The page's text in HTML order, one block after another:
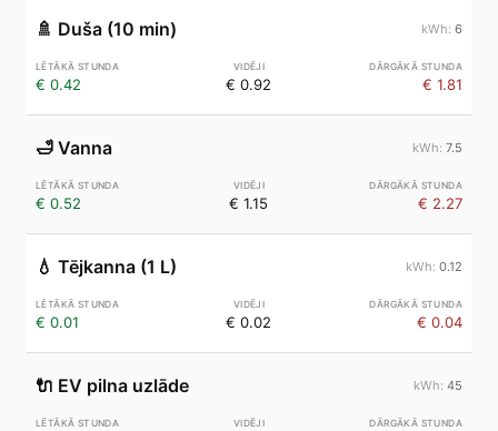
🚿 Duša (10 min) 6
€ 0.42 € 0.92 € 1.81
🛁 Vanna 7.5
€ 0.52 € 1.15 € 2.27
💧 Tējkanna (1 L) 0.12
€ 0.01 € 0.02 € 0.04
🔌 EV pilna uzlāde 45